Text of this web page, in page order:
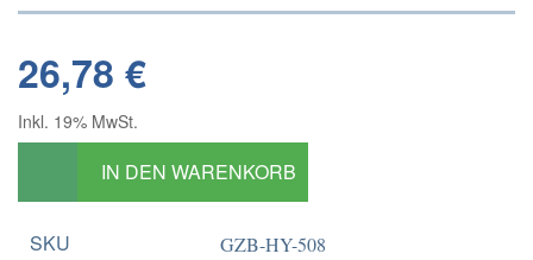
26,78 €
Inkl. 19% MwSt.
IN DEN WARENKORB
SKU GZB-HY-508